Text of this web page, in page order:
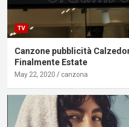
TV
Canzone pubblicità
Finalmente Estate
May 22, 2020 canzona